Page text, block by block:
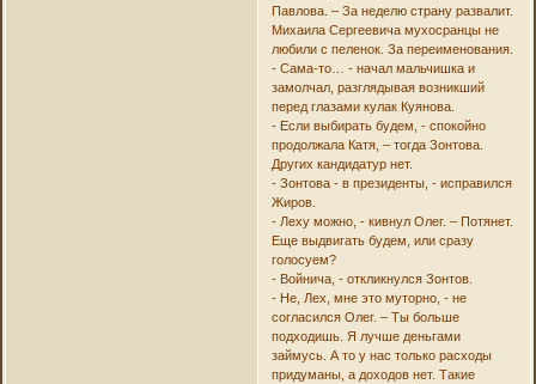
Павлова. – За неделю страну развалит.
Михаила Сергеевича мухосранцы не
любили с пеленок. За переименования.
- Сама-то… - начал мальчишка и
замолчал, разглядывая возникший
перед глазами кулак Куянова.
- Если выбирать будем, - спокойно
продолжала Катя, – тогда Зонтова.
Других кандидатур нет.
- Зонтова - в президенты, - исправился
Жиров.
- Леху можно, - кивнул Олег. – Потянет.
Еще выдвигать будем, или сразу
голосуем?
- Войнича, - откликнулся Зонтов.
- Не, Лех, мне это муторно, - не
согласился Олег. – Ты больше
подходишь. Я лучше деньгами
займусь. А то у нас только расходы
придуманы, а доходов нет. Такие